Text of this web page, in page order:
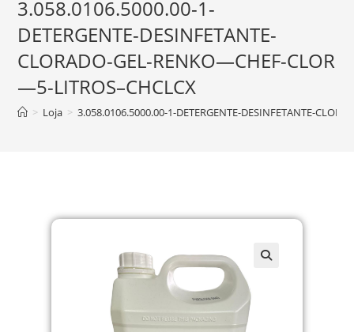
3.058.0106.5000.00-1-
DETERGENTE-DESINFETANTE-
CLORADO-GEL-RENKO—CHEF-CLOR
—5-LITROS–CHCLCX
> Loja > 3.058.0106.5000.00-1-DETERGENTE-DESINFETANTE-